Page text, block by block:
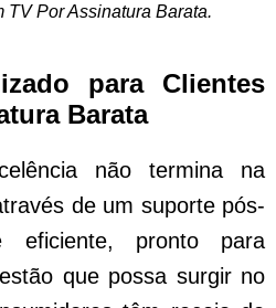
TV Por Assinatura Barata.
para Clientes
Barata
não termina na
de um suporte pós-
eficiente, pronto para
que possa surgir no